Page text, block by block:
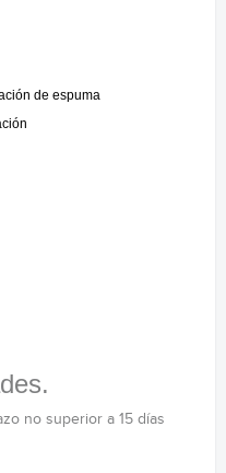
de espuma
no superior a 15 días